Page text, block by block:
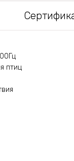
птиц